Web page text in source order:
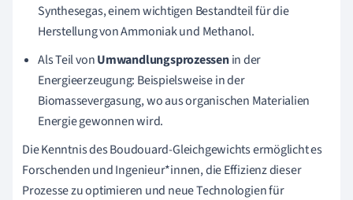
Synthesegas, einem wichtigen Bestandteil für die
Herstellung von Ammoniak und Methanol.
Als Teil vonUmwandlungsprozessenin der
Energieerzeugung: Beispielsweise in der
Biomassevergasung, wo aus organischen Materialien
Energie gewonnen wird.
Die Kenntnis des Boudouard-Gleichgewichts ermöglicht es
Forschenden und Ingenieur*innen, die Effizienz dieser
Prozesse zu optimieren und neue Technologien für